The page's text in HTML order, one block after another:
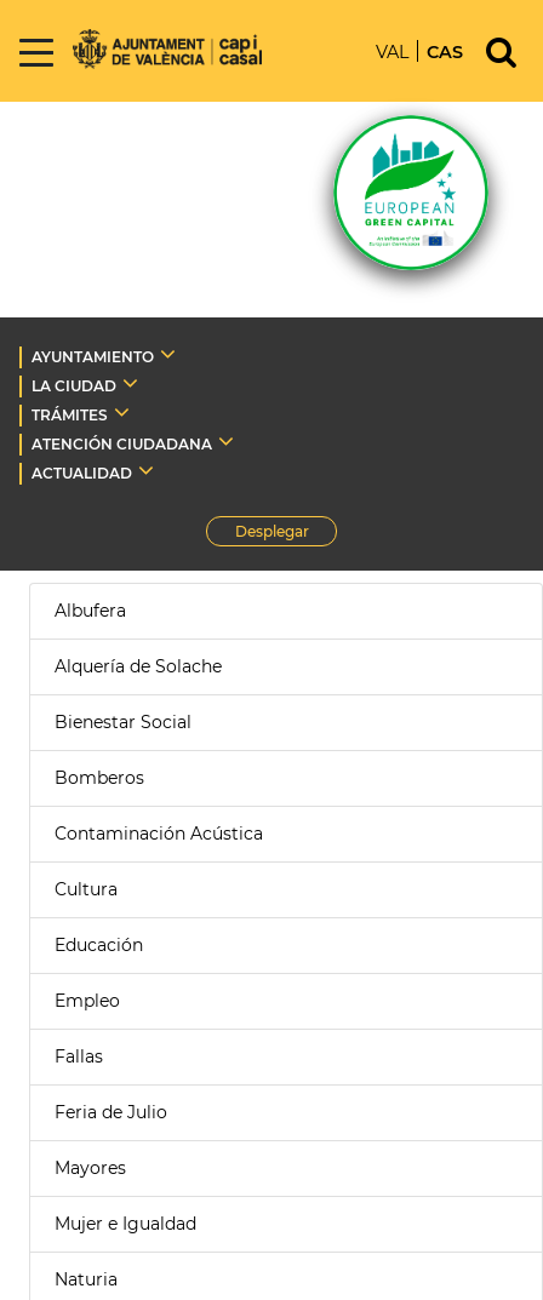
VAL CAS
AYUNTAMIENTO
LA CIUDAD
TRÁMITES
ATENCIÓN CIUDADANA
ACTUALIDAD
Desplegar
Albufera
Alquería de Solache
Bienestar Social
Bomberos
Contaminación Acústica
Cultura
Educación
Empleo
Fallas
Feria de Julio
Mayores
Mujer e Igualdad
Naturia